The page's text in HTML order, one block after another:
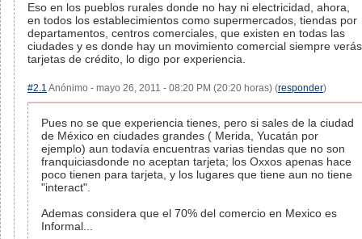
Eso en los pueblos rurales donde no hay ni electricidad, ahora,
en todos los establecimientos como supermercados, tiendas por
departamentos, centros comerciales, que existen en todas las
ciudades y es donde hay un movimiento comercial siempre verás
tarjetas de crédito, lo digo por experiencia.
#2.1 Anónimo - mayo 26, 2011 - 08:20 PM (20:20 horas) (responder)
Pues no se que experiencia tienes, pero si sales de la ciudad
de México en ciudades grandes ( Merida, Yucatán por
ejemplo) aun todavía encuentras varias tiendas que no son
franquiciasdonde no aceptan tarjeta; los Oxxos apenas hace
poco tienen para tarjeta, y los lugares que tiene aun no tiene
"interact".
Ademas considera que el 70% del comercio en Mexico es
Informal...